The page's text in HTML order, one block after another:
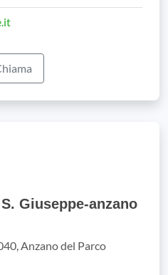
Giuseppe-anzano
Anzano del Parco